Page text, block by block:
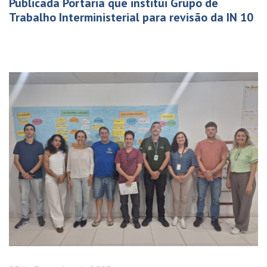
Trabalho Interministerial para revisão da IN 10